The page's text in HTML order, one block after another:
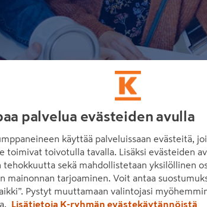
palvelua evästeiden avulla
käyttää palveluissaan evästeitä,
toimivat toivotulla tavalla. Lisäksi evästeiden
tehokkuutta sekä mahdollistetaan yksilöllinen
mainonnan tarjoaminen. Voit antaa
Pystyt muuttamaan valintojasi
Lisätietoja K-ryhmän evästekäytännöistä